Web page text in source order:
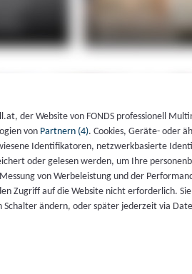
der Website von FONDS professionell
von Partnern (4). Cookies, Geräte- oder
Identifikatoren, netzwerkbasierte
oder gelesen werden, um Ihre
von Werbeleistung und der
Zugriff auf die Website nicht erforderlich.
Schalter ändern, oder später jederzeit via